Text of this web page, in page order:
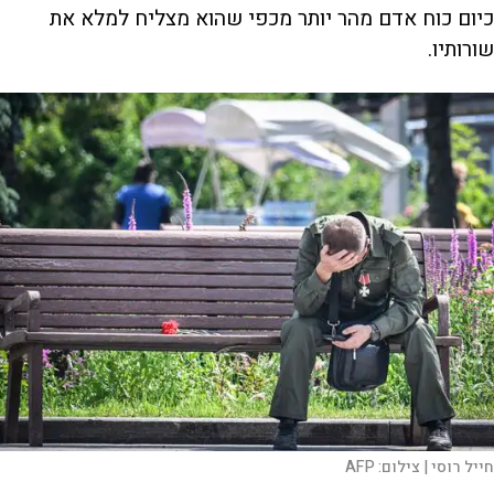
כיום כוח אדם מהר יותר מכפי שהוא מצליח למלא את
שורותיו.
חייל רוסי | צילום:AFP